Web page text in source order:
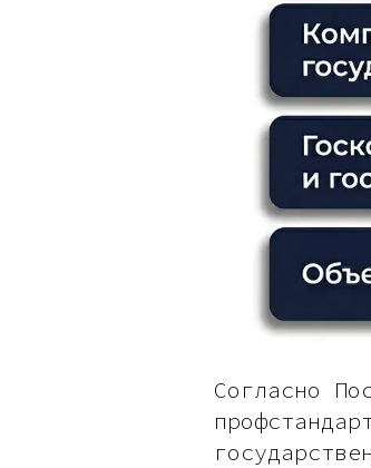
Согласно